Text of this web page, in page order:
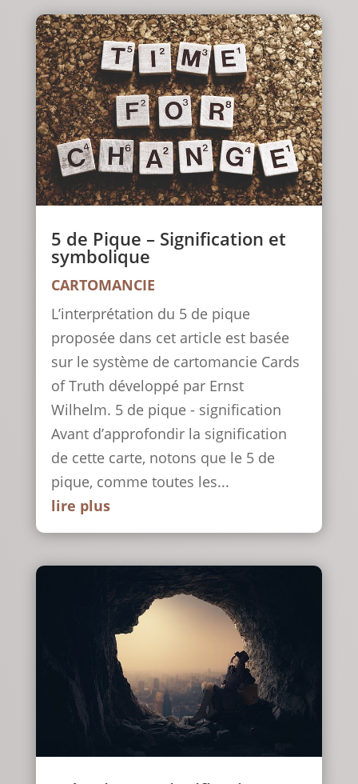
5 de Pique – Signification et
symbolique
CARTOMANCIE
L’interprétation du 5 de pique
proposée dans cet article est basée
sur le système de cartomancie Cards
of Truth développé par Ernst
Wilhelm. 5 de pique - signification
Avant d’approfondir la signification
de cette carte, notons que le 5 de
pique, comme toutes les...
lire plus